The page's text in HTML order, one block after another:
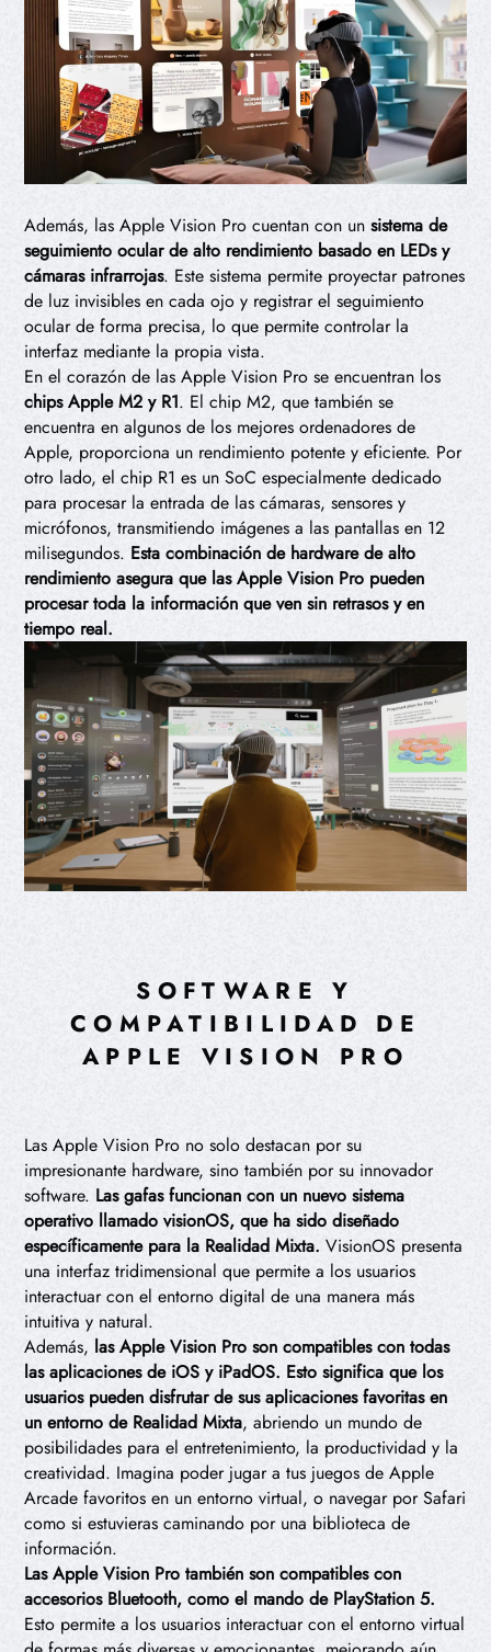
Además, las Apple Vision Pro cuentan con unsistema de
seguimiento ocular de alto rendimiento basado en LEDs y
cámaras infrarrojas. Este sistema permite proyectar patrones
de luz invisibles en cada ojo y registrar el seguimiento
ocular de forma precisa, lo que permite controlar la
interfaz mediante la propia vista.
En el corazón de las Apple Vision Pro se encuentran los
chips Apple M2 y R1. El chip M2, que también se
encuentra en algunos de los mejores ordenadores de
Apple, proporciona un rendimiento potente y eficiente. Por
otro lado, el chip R1 es un SoC especialmente dedicado
para procesar la entrada de las cámaras, sensores y
micrófonos, transmitiendo imágenes a las pantallas en 12
milisegundos. Esta combinación de hardware de alto
rendimiento asegura que las Apple Vision Pro pueden
procesar toda la información que ven sin retrasos y en
tiempo real.
SOFTWARE Y
COMPATIBILIDAD DE
APPLE VISION PRO
Las Apple Vision Pro no solo destacan por su
impresionante hardware, sino también por su innovador
software. Las gafas funcionan con un nuevo sistema
operativo llamado visionOS, que ha sido diseñado
específicamente para la Realidad Mixta. VisionOS presenta
una interfaz tridimensional que permite a los usuarios
interactuar con el entorno digital de una manera más
intuitiva y natural.
Además, las Apple Vision Pro son compatibles con todas
las aplicaciones de iOS y iPadOS. Esto significa que los
usuarios pueden disfrutar de sus aplicaciones favoritas en
un entorno de Realidad Mixta, abriendo un mundo de
posibilidades para el entretenimiento, la productividad y la
creatividad. Imagina poder jugar a tus juegos de Apple
Arcade favoritos en un entorno virtual, o navegar por Safari
como si estuvieras caminando por una biblioteca de
información.
Las Apple Vision Pro también son compatibles con
accesorios Bluetooth, como el mando de PlayStation 5.
Esto permite a los usuarios interactuar con el entorno virtual